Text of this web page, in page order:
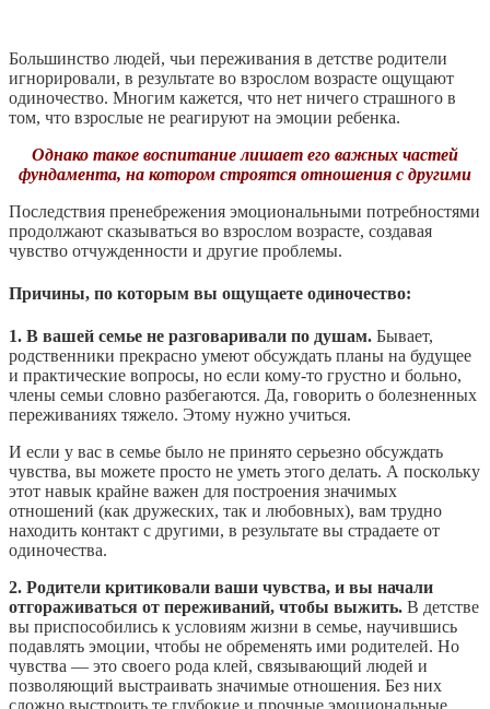
Большинство людей, чьи переживания в детстве родители
игнорировали, в результате во взрослом возрасте ощущают
одиночество. Многим кажется, что нет ничего страшного в
том, что взрослые не реагируют на эмоции ребенка.
Однако такое воспитание лишает его важных частей
фундамента, на котором строятся отношения с другими
Последствия пренебрежения эмоциональными потребностями
продолжают сказываться во взрослом возрасте, создавая
чувство отчужденности и другие проблемы.
Причины, по которым вы ощущаете одиночество:
1. В вашей семье не разговаривали по душам. Бывает,
родственники прекрасно умеют обсуждать планы на будущее
и практические вопросы, но если кому-то грустно и больно,
члены семьи словно разбегаются. Да, говорить о болезненных
переживаниях тяжело. Этому нужно учиться.
И если у вас в семье было не принято серьезно обсуждать
чувства, вы можете просто не уметь этого делать. А поскольку
этот навык крайне важен для построения значимых
отношений (как дружеских, так и любовных), вам трудно
находить контакт с другими, в результате вы страдаете от
одиночества.
2. Родители критиковали ваши чувства, и вы начали
отгораживаться от переживаний, чтобы выжить. В детстве
вы приспособились к условиям жизни в семье, научившись
подавлять эмоции, чтобы не обременять ими родителей. Но
чувства — это своего рода клей, связывающий людей и
позволяющий выстраивать значимые отношения. Без них